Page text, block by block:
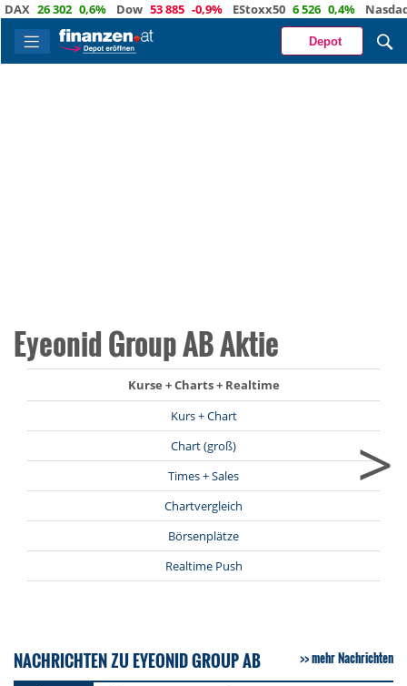
26 302 0,6% Dow 53 885 -0,9% EStoxx50 6 526 0,4% Nasdaq
Depot
Eyeonid Group AB Aktie
Kurse + Charts + Realtime
Kurs + Chart
Chart (groß)
Times + Sales
Chartvergleich
Börsenplätze
Realtime Push
>
NACHRICHTEN ZU EYEONID GROUP AB mehr Nachrichten